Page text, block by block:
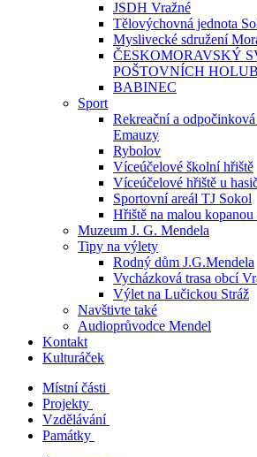
JSDH Vražné
Tělovýchovná jednota
Myslivecké sdružení
ČESKOMORAVSKÝ
POŠTOVNÍCH
BABINEC
Sport
Rekreační a
Emauzy
Rybolov
Víceúčelové školní hřiště
Víceúčelové hřiště u
Sportovní areál TJ Sokol
Hřiště na malou
Muzeum J. G. Mendela
Tipy na výlety
Rodný dům J.G.Mendela
Vycházková trasa obcí
Výlet na Lučickou Stráž
Navštivte také
Audioprůvodce Mendel
Kontakt
Kulturáček
Místní části
Projekty
Vzdělávání
Památky